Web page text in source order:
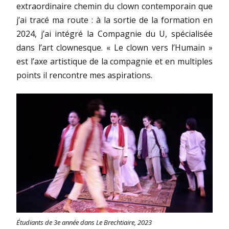
extraordinaire chemin du clown contemporain que
j’ai tracé ma route : à la sortie de la formation en
2024, j’ai intégré la Compagnie du U, spécialisée
dans l’art clownesque. « Le clown vers l’Humain »
est l’axe artistique de la compagnie et en multiples
points il rencontre mes aspirations.
Étudiants de 3e année dans Le Brechtiaire, 2023